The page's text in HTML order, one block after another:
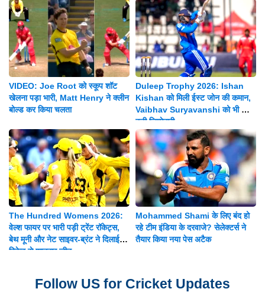
VIDEO: Joe Root को स्कूप शॉट
खेलना पड़ा भारी, Matt Henry ने क्लीन
बोल्ड कर किया चलता
Duleep Trophy 2026: Ishan
Kishan को मिली ईस्ट जोन की कमान,
Vaibhav Suryavanshi को भी मिली
बड़ी जिम्मेदारी
The Hundred Womens 2026:
वेल्श फायर पर भारी पड़ी ट्रेंट रॉकेट्स,
बेथ मूनी और नेट साइवर-ब्रंट ने दिलाई 8
विकेट से शानदार जीत
Mohammed Shami के लिए बंद हो
रहे टीम इंडिया के दरवाजे? सेलेक्टर्स ने
तैयार किया नया पेस अटैक
Follow US for Cricket Updates